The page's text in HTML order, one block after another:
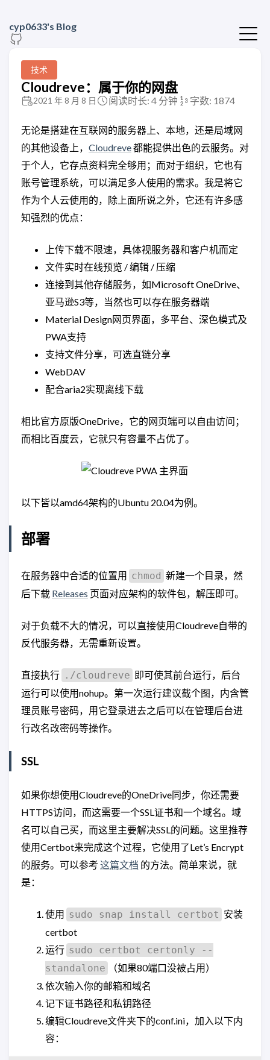
cyp0633's Blog
技术
Cloudreve：属于你的网盘
2021 年 8 月 8 日 阅读时长: 4 分钟 字数: 1874
无论是搭建在互联网的服务器上、本地，还是局域网
的其他设备上， Cloudreve都能提供出色的云服务。对
于个人，它存点资料完全够用；而对于组织，它也有
账号管理系统，可以满足多人使用的需求。我是将它
作为个人云使用的，除上面所说之外，它还有许多感
知强烈的优点：
上传下载不限速，具体视服务器和客户机而定
文件实时在线预览 / 编辑 / 压缩
连接到其他存储服务，如Microsoft OneDrive、
亚马逊S3等，当然也可以存在服务器端
Material Design网页界面，多平台、深色模式及
PWA支持
支持文件分享，可选直链分享
WebDAV
配合aria2实现离线下载
相比官方原版OneDrive，它的网页端可以自由访问；
而相比百度云，它就只有容量不占优了。
以下皆以amd64架构的Ubuntu 20.04为例。
部署
在服务器中合适的位置用 chmod 新建一个目录，然
后下载 Releases 页面对应架构的软件包，解压即可。
对于负载不大的情况，可以直接使用Cloudreve自带的
反代服务器，无需重新设置。
直接执行 ./cloudreve 即可使其前台运行，后台
运行可以使用nohup。第一次运行建议截个图，内含管
理员账号密码，用它登录进去之后可以在管理后台进
行改名改密码等操作。
SSL
如果你想使用Cloudreve的OneDrive同步，你还需要
HTTPS访问，而这需要一个SSL证书和一个域名。域
名可以自己买，而这里主要解决SSL的问题。这里推荐
使用Certbot来完成这个过程，它使用了Let’s Encrypt
的服务。可以参考 这篇文档 的方法。简单来说，就
是：
使用 sudo snap install certbot 安装
certbot
运行 sudo certbot certonly --
standalone
（如果80端口没被占用）
依次输入你的邮箱和域名
记下证书路径和私钥路径
编辑Cloudreve文件夹下的conf.ini，加入以下内
容：